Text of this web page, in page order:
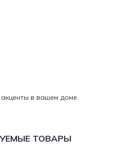
в вашем доме.
ТОВАРЫ